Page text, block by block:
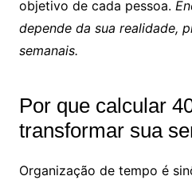
objetivo de cada pessoa.
depende da sua realidade,
semanais.
Por que calcular
transformar sua
Organização de tempo é